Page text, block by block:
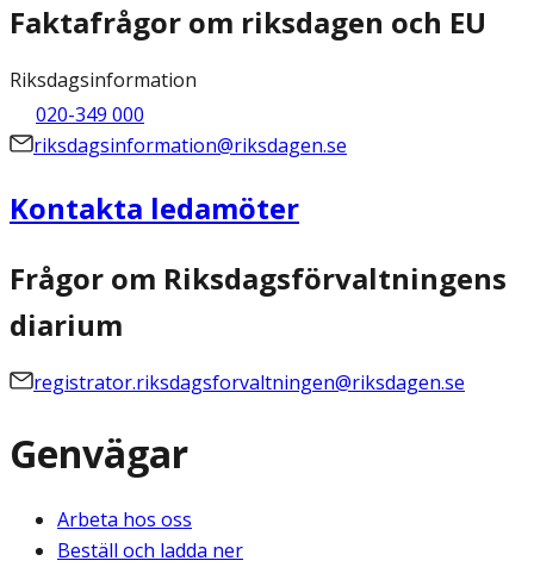
Faktafrågor om riksdagen och EU
Riksdagsinformation
020-349 000
riksdagsinformation@riksdagen.se
Kontakta ledamöter
Frågor om Riksdagsförvaltningens
diarium
registrator.riksdagsforvaltningen@riksdagen.se
Genvägar
Arbeta hos oss
Beställ och ladda ner